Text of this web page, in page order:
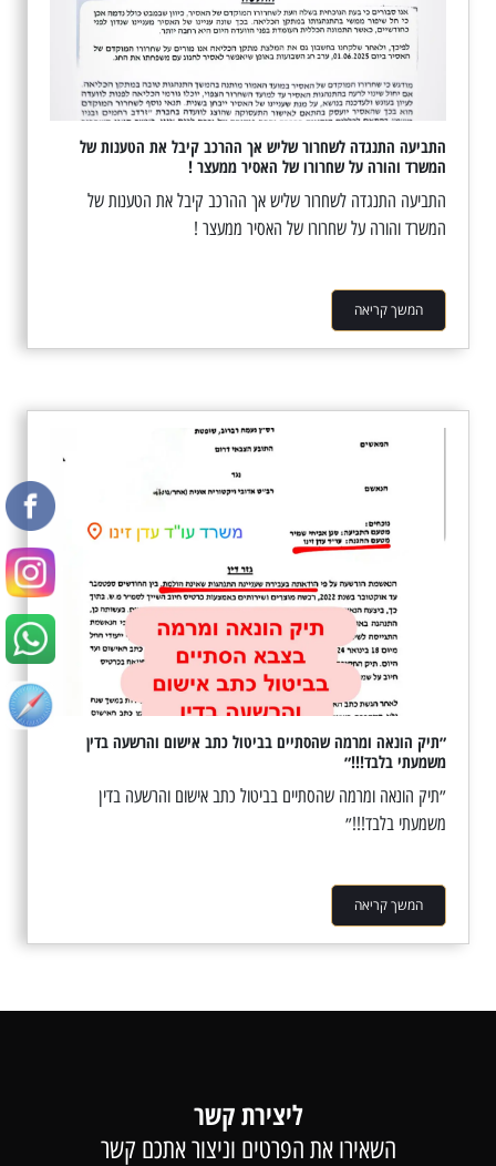
התביעה התנגדה לשחרור שליש אך ההרכב קיבל את הטענות של
המשרד והורה על שחרורו של האסיר ממעצר !
התביעה התנגדה לשחרור שליש אך ההרכב קיבל את הטענות של
המשרד והורה על שחרורו של האסיר ממעצר !
המשך קריאה
״תיק הונאה ומרמה שהסתיים בביטול כתב אישום והרשעה בדין
משמעתי בלבד!!!״
״תיק הונאה ומרמה שהסתיים בביטול כתב אישום והרשעה בדין
משמעתי בלבד!!!״
המשך קריאה
ליצירת קשר
השאירו את הפרטים וניצור אתכם קשר